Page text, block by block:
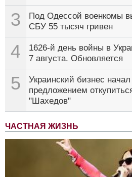
3
Под Одессой военкомы
СБУ 55 тысяч гривен
4
1626-й день войны в
7 августа. Обновляется
5
Украинский бизнес
предложением
"Шахедов"
ЧАСТНАЯ ЖИЗНЬ